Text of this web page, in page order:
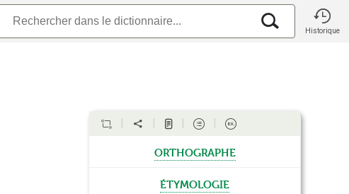
Historique
orthographe
étymologie